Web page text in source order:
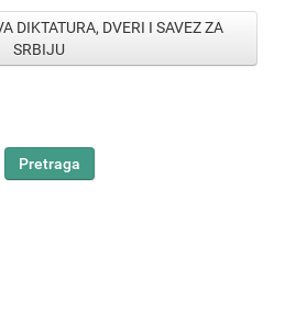
DIKTATURA, DVERI I SAVEZ ZA
SRBIJU
Pretraga